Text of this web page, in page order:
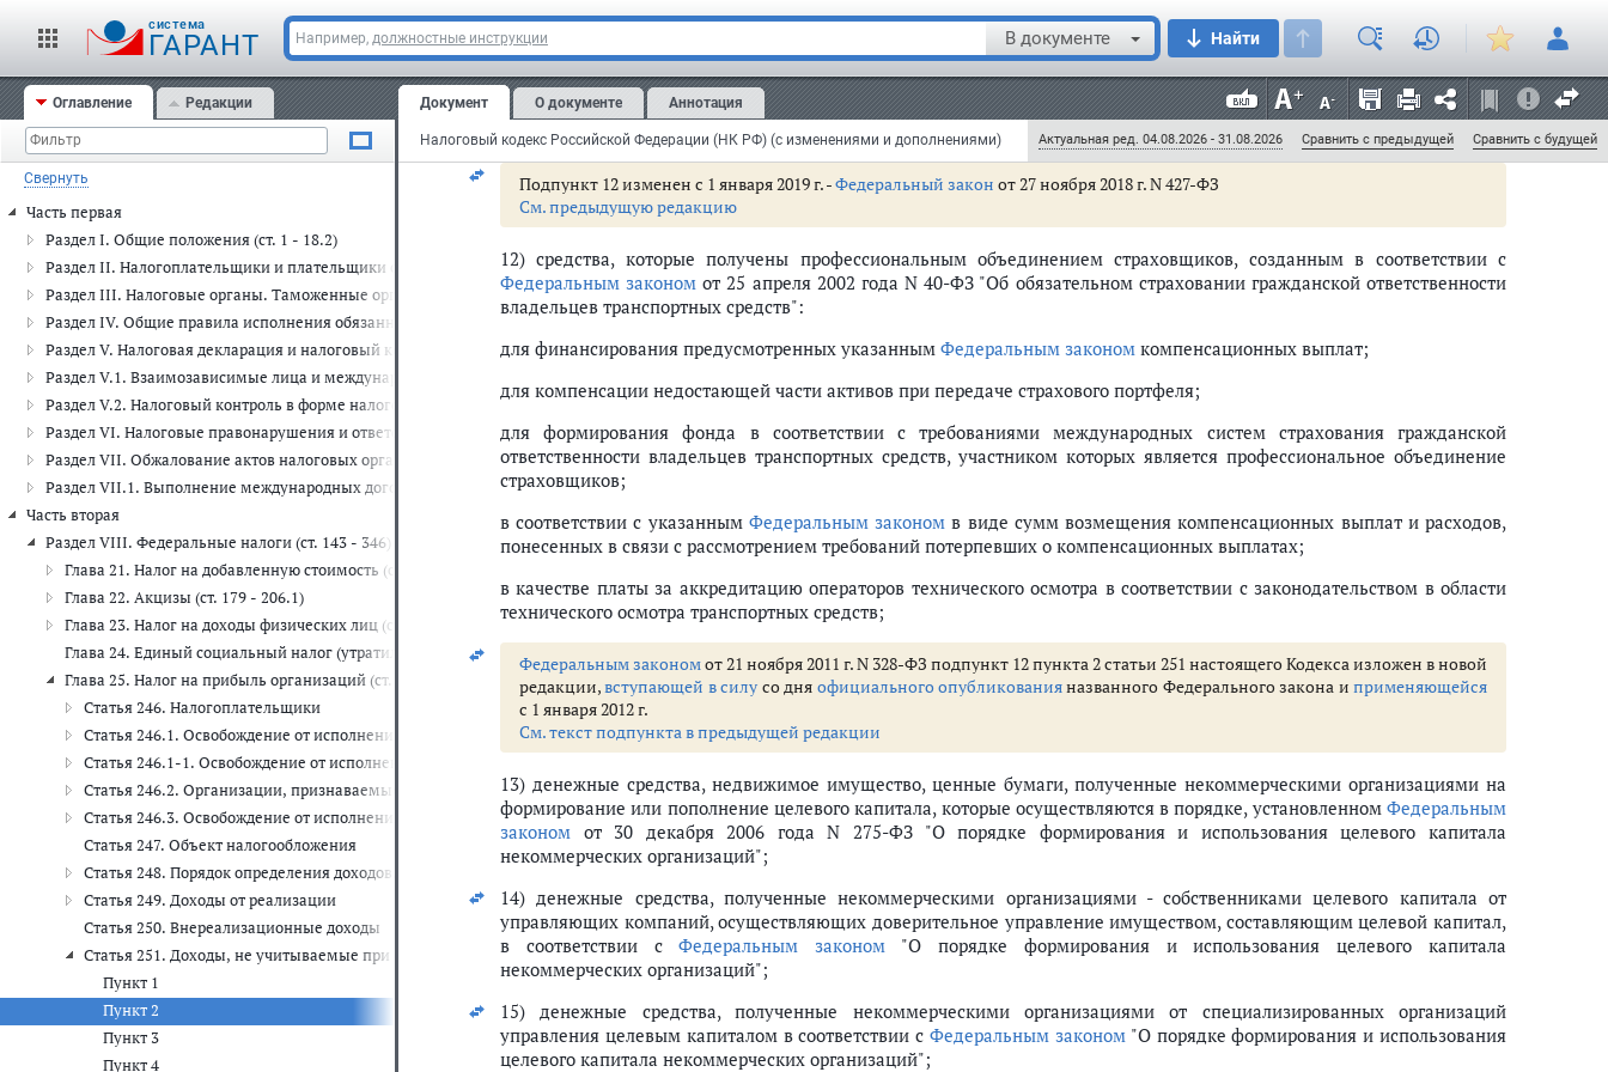
cистема
ГАРАНТ Например, должностные инструкции В документе Найти
Оглавление Редакции
Свернуть
Часть первая
Раздел I. Общие положения (ст. 1 - 18.2)
Раздел II. Налогоплательщики и плательщики сборов, плательщики страховых взносов. Налоговые агенты. Представительство в налоговых правоотношениях (ст. 19 - 29)
Раздел III. Налоговые органы. Таможенные органы. Финансовые органы. Органы внутренних дел. Следственные органы. Ответственность налоговых органов, таможенных органов, органов внутренних дел,
Раздел IV. Общие правила исполнения обязанности по уплате налогов, сборов, страховых взносов (ст. 38 - 79)
Раздел V. Налоговая декларация и налоговый контроль (ст. 80 - 105)
Раздел V.1. Взаимозависимые лица и международные группы компаний. Общие положения о ценах и налогообложении. Налоговый контроль в связи с совершением сделок между взаимозависимыми
Раздел V.2. Налоговый контроль в форме налогового мониторинга (ст. 105.26 - 105.31)
Раздел VI. Налоговые правонарушения и ответственность за их совершение (ст. 106 - 136)
Раздел VII. Обжалование актов налоговых органов и действий или бездействия их должностных лиц (ст. 137 - 142)
Раздел VII.1. Выполнение международных договоров Российской Федерации по вопросам налогообложения и взаимной административной помощи по налоговым делам (ст. 142.1 - 142.9)
Часть вторая
Раздел VIII. Федеральные налоги (ст. 143 - 346)
Глава 21. Налог на добавленную стоимость (ст. 143 - 178)
Глава 22. Акцизы (ст. 179 - 206.1)
Глава 23. Налог на доходы физических лиц (ст. 207 - 233)
Глава 24. Единый социальный налог (утратила силу)
Глава 25. Налог на прибыль организаций (ст. 246 - 333)
Статья 246. Налогоплательщики
Статья 246.1. Освобождение от исполнения обязанностей налогоплательщика организации, получившей статус участника проекта по осуществлению исследовательской и научно-технологической
Статья 246.1-1. Освобождение от исполнения обязанностей налогоплательщика организации, получившей статус участника Военного инновационного технополиса "Эра" Министерства обороны
Статья 246.2. Организации, признаваемые налоговыми резидентами Российской Федерации
Статья 246.3. Освобождение от исполнения обязанностей налогоплательщика организации, осуществляющей деятельность на территории Южно-Курильского, Курильского или Северо-Курильского
Статья 247. Объект налогообложения
Статья 248. Порядок определения доходов. Классификация доходов
Статья 249. Доходы от реализации
Статья 250. Внереализационные доходы
Статья 251. Доходы, не учитываемые при определении налоговой базы
Пункт 1
Пункт 2
Пункт 3
Пункт 4
Документ О документе Аннотация
Налоговый кодекс Российской Федерации (НК РФ) (с изменениями и дополнениями) Актуальная ред. 04.08.2026 - 31.08.2026 Сравнить с предыдущей Сравнить с будущей
10.2) средства, полученные структурными подразделениями (отделениями) от создавших их в соответствии с
законодательством
Российской Федерации некоммерческих организаций, перечисленные некоммерческими
организациями за счет целевых поступлений, полученных ими на содержание и ведение уставной деятельности;
11) имущество (включая денежные средства) и (или) имущественные права, которые получены религиозными
организациями на осуществление уставной деятельности;
Подпункт 12 изменен с 1 января 2019 г. -Федеральный закон от 27 ноября 2018 г. N 427-ФЗ
См. предыдущую редакцию
12) средства, которые получены профессиональным объединением страховщиков, созданным в соответствии с
Федеральным законом от 25 апреля 2002 года N 40-ФЗ "Об обязательном страховании гражданской ответственности
владельцев транспортных средств":
для финансирования предусмотренных указанным Федеральным законом компенсационных выплат;
для компенсации недостающей части активов при передаче страхового портфеля;
для формирования фонда в соответствии с требованиями международных систем страхования гражданской
ответственности владельцев транспортных средств, участником которых является профессиональное объединение
страховщиков;
в соответствии с указанным Федеральным законом в виде сумм возмещения компенсационных выплат и расходов,
понесенных в связи с рассмотрением требований потерпевших о компенсационных выплатах;
в качестве платы за аккредитацию операторов технического осмотра в соответствии с законодательством в области
технического осмотра транспортных средств;
Федеральным закономот 21 ноября 2011 г. N 328-ФЗ подпункт 12 пункта 2 статьи 251 настоящего Кодекса изложен в новой
редакции,вступающей в силу со дня официального опубликованияназванного Федерального закона иприменяющейся
с 1 января 2012 г.
См. текст подпункта в предыдущей редакции
13) денежные средства, недвижимое имущество, ценные бумаги, полученные некоммерческими организациями на
формирование или пополнение целевого капитала, которые осуществляются в порядке, установленном Федеральным
законом от 30 декабря 2006 года N 275-ФЗ "О порядке формирования и использования целевого капитала
некоммерческих организаций";
14) денежные средства, полученные некоммерческими организациями - собственниками целевого капитала от
управляющих компаний, осуществляющих доверительное управление имуществом, составляющим целевой капитал,
в соответствии сФедеральным законом "О порядке формирования и использования целевого капитала
некоммерческих организаций";
15) денежные средства, полученные некоммерческими организациями от специализированных организаций
управления целевым капиталом в соответствии с Федеральным законом"О порядке формирования и использования
целевого капитала некоммерческих организаций";